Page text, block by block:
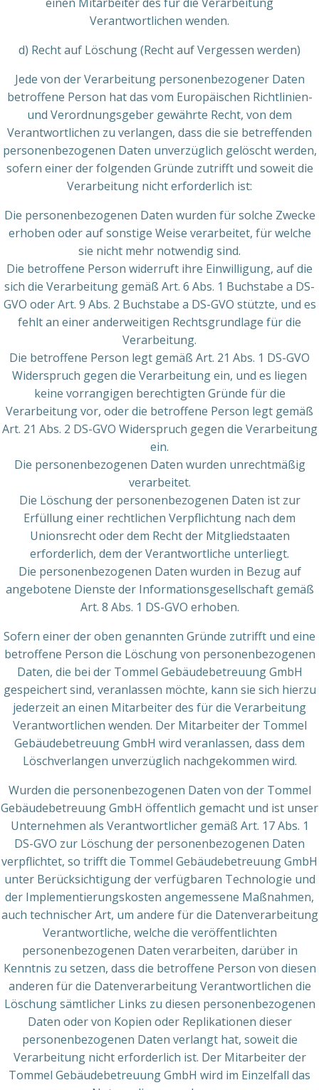
Verantwortlichen wenden.
d) Recht auf Löschung (Recht auf Vergessen werden)
Jede von der Verarbeitung personenbezogener Daten
betroffene Person hat das vom Europäischen Richtlinien-
und Verordnungsgeber gewährte Recht, von dem
Verantwortlichen zu verlangen, dass die sie betreffenden
personenbezogenen Daten unverzüglich gelöscht werden,
sofern einer der folgenden Gründe zutrifft und soweit die
Verarbeitung nicht erforderlich ist:
Die personenbezogenen Daten wurden für solche Zwecke
erhoben oder auf sonstige Weise verarbeitet, für welche
sie nicht mehr notwendig sind.
Die betroffene Person widerruft ihre Einwilligung, auf die
sich die Verarbeitung gemäß Art. 6 Abs. 1 Buchstabe a DS-
GVO oder Art. 9 Abs. 2 Buchstabe a DS-GVO stützte, und es
fehlt an einer anderweitigen Rechtsgrundlage für die
Verarbeitung.
Die betroffene Person legt gemäß Art. 21 Abs. 1 DS-GVO
Widerspruch gegen die Verarbeitung ein, und es liegen
keine vorrangigen berechtigten Gründe für die
Verarbeitung vor, oder die betroffene Person legt gemäß
Art. 21 Abs. 2 DS-GVO Widerspruch gegen die Verarbeitung
ein.
Die personenbezogenen Daten wurden unrechtmäßig
verarbeitet.
Die Löschung der personenbezogenen Daten ist zur
Erfüllung einer rechtlichen Verpflichtung nach dem
Unionsrecht oder dem Recht der Mitgliedstaaten
erforderlich, dem der Verantwortliche unterliegt.
Die personenbezogenen Daten wurden in Bezug auf
angebotene Dienste der Informationsgesellschaft gemäß
Art. 8 Abs. 1 DS-GVO erhoben.
Sofern einer der oben genannten Gründe zutrifft und eine
betroffene Person die Löschung von personenbezogenen
Daten, die bei der Tommel Gebäudebetreuung GmbH
gespeichert sind, veranlassen möchte, kann sie sich hierzu
jederzeit an einen Mitarbeiter des für die Verarbeitung
Verantwortlichen wenden. Der Mitarbeiter der Tommel
Gebäudebetreuung GmbH wird veranlassen, dass dem
Löschverlangen unverzüglich nachgekommen wird.
Wurden die personenbezogenen Daten von der Tommel
Gebäudebetreuung GmbH öffentlich gemacht und ist unser
Unternehmen als Verantwortlicher gemäß Art. 17 Abs. 1
DS-GVO zur Löschung der personenbezogenen Daten
verpflichtet, so trifft die Tommel Gebäudebetreuung GmbH
unter Berücksichtigung der verfügbaren Technologie und
der Implementierungskosten angemessene Maßnahmen,
auch technischer Art, um andere für die Datenverarbeitung
Verantwortliche, welche die veröffentlichten
personenbezogenen Daten verarbeiten, darüber in
Kenntnis zu setzen, dass die betroffene Person von diesen
anderen für die Datenverarbeitung Verantwortlichen die
Löschung sämtlicher Links zu diesen personenbezogenen
Daten oder von Kopien oder Replikationen dieser
personenbezogenen Daten verlangt hat, soweit die
Verarbeitung nicht erforderlich ist. Der Mitarbeiter der
Tommel Gebäudebetreuung GmbH wird im Einzelfall das